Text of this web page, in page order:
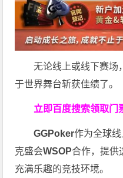
无论线上或线下赛场
于世界舞台斩获佳绩了。
立即百度搜索领取门
GGPoker作为全球
克盛会WSOP合作，提供
充满乐趣的竞技环境。